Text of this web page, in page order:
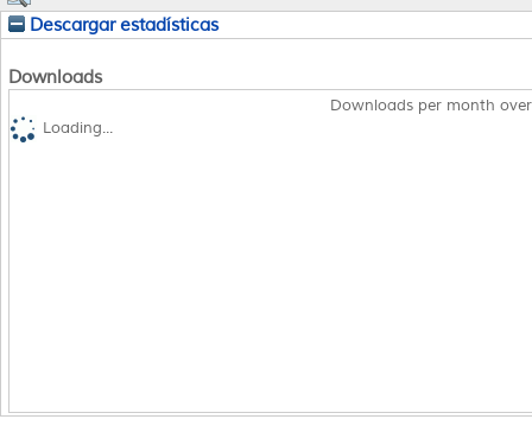
Descargar estadísticas
Downloads
Downloads per month
Loading...